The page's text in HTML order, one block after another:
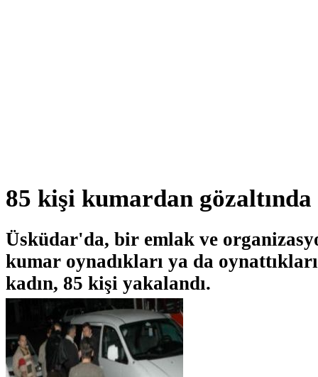
85 kişi kumardan gözaltında
Üsküdar'da, bir emlak ve
kumar oynadıkları ya da
kadın, 85 kişi yakalandı.